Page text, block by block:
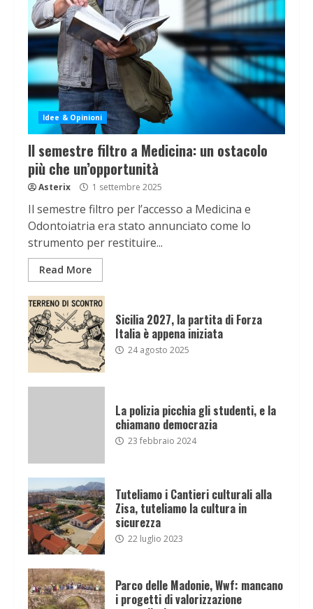
Idee & Opinioni
Il semestre filtro a Medicina: un ostacolo
più che un’opportunità
Asterix 1 settembre 2025
Il semestre filtro per l’accesso a Medicina e
Odontoiatria era stato annunciato come lo
strumento per restituire...
Read More
Sicilia 2027, la partita di Forza
Italia è appena iniziata
24 agosto 2025
La polizia picchia gli studenti, e la
chiamano democrazia
23 febbraio 2024
Tuteliamo i Cantieri culturali alla
Zisa, tuteliamo la cultura in
sicurezza
22 luglio 2023
Parco delle Madonie, Wwf: mancano
i progetti di valorizzazione